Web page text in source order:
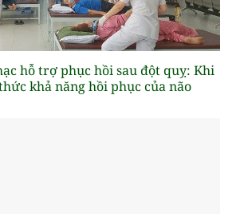
hỗ trợ phục hồi sau đột quỵ: Khi
khả năng hồi phục của não